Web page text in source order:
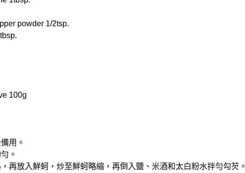
powder 1/2tsp.
100g
用。
。
再放入鮮蚵，炒至鮮蚵略縮，再倒入鹽、米酒和太白粉水拌勻勾芡。